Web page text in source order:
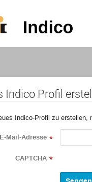
Indico Profil
Indico-Profil zu
E-Mail-Adresse *
CAPTCHA *